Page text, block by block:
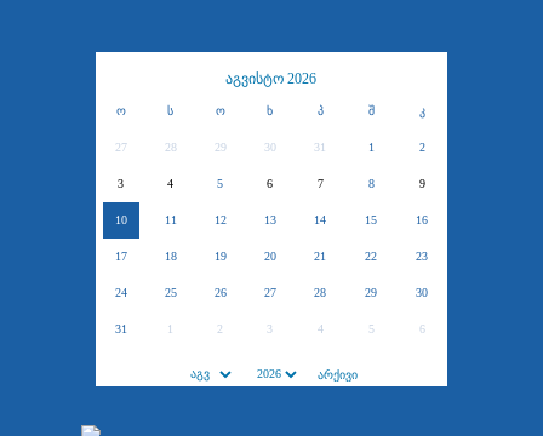
აგვისტო 2026
ო ს ო ხ პ შ კ
27 28 29 30 31 1 2
3 4 5 6 7 8 9
10 11 12 13 14 15 16
17 18 19 20 21 22 23
24 25 26 27 28 29 30
31 1 2 3 4 5 6